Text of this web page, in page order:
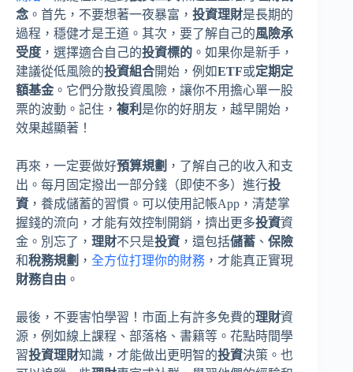
念 。首先，不要想著一夜暴富， 投資理財是長期的
過程，穩健才是王道。其次，要了解自己的風險承
受度 ，選擇適合自己的投資標的 。如果你是新手，
建議從低風險的投資組合開始，例如ETF或定期定
額基金 。它們分散投資風險，讓你不用擔心單一股
票的波動。記住， 複利 是你的好朋友，越早開始，
效果越顯著！
再來，一定要做好預算規劃 ，了解自己的收入和支
出。每月固定撥出一部分錢（即使不多）進行投
資 ，養成儲蓄的習慣。可以使用記帳App，清楚掌
握錢的流向，才能有效控制開銷，擠出更多投資資
金。別忘了， 理財不只是投資 ，還包括儲蓄 、 保險
和稅務規劃 ， 全方位打理你的財務 ，才能真正實現
財務自由 。
最後，不要害怕學習！市面上有許多免費的理財資
源，例如線上課程、部落格、書籍等。花點時間學
習投資理財知識，才能做出更明智的投資決策。也